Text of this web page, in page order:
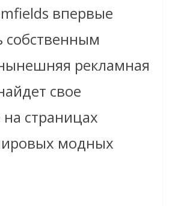
впервые
собственным
рекламная
свое
страницах
модных